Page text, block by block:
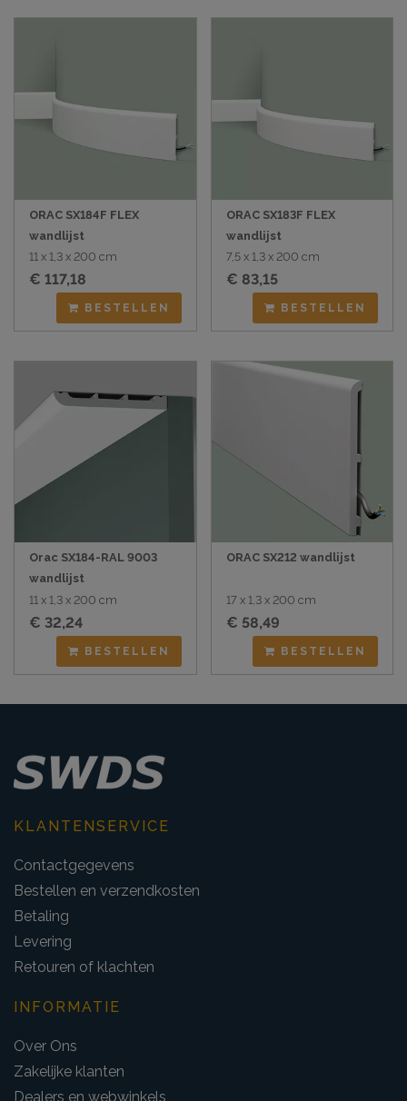
ORAC SX184F FLEX
wandlijst
11 x 1,3 x 200 cm
€ 117,18
BESTELLEN
ORAC SX183F FLEX
wandlijst
7,5 x 1,3 x 200 cm
€ 83,15
BESTELLEN
Orac SX184-RAL 9003
wandlijst
11 x 1,3 x 200 cm
€ 32,24
BESTELLEN
ORAC SX212 wandlijst
17 x 1,3 x 200 cm
€ 58,49
BESTELLEN
KLANTENSERVICE
Contactgegevens
Bestellen en verzendkosten
Betaling
Levering
Retouren of klachten
INFORMATIE
Over Ons
Zakelijke klanten
Dealers en webwinkels